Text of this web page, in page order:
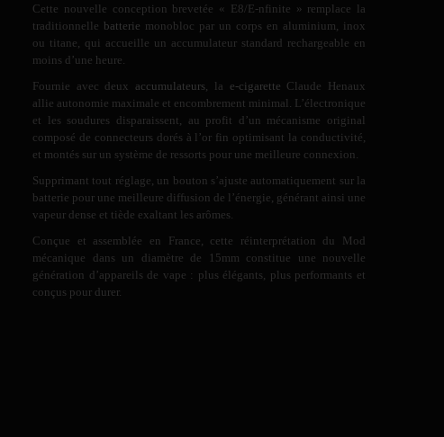
Cette nouvelle conception brevetée « E8/E-nfinite » remplace la
traditionnelle batterie monobloc par un corps en aluminium, inox
ou titane, qui accueille un accumulateur standard rechargeable en
moins d’une heure.
Fournie avec deux accumulateurs , la e-cigarette Claude Henaux
allie autonomie maximale et encombrement minimal. L’électronique
et les soudures disparaissent, au profit d’un mécanisme original
composé de connecteurs dorés à l’or fin optimisant la conductivité,
et montés sur un système de ressorts pour une meilleure connexion.
Supprimant tout réglage, un bouton s’ajuste automatiquement sur la
batterie pour une meilleure diffusion de l’énergie, générant ainsi une
vapeur dense et tiède exaltant les arômes.
Conçue et assemblée en France, cette réinterprétation du Mod
mécanique dans un diamètre de 15mm constitue une nouvelle
génération d’appareils de vape : plus élégants, plus performants et
conçus pour durer.